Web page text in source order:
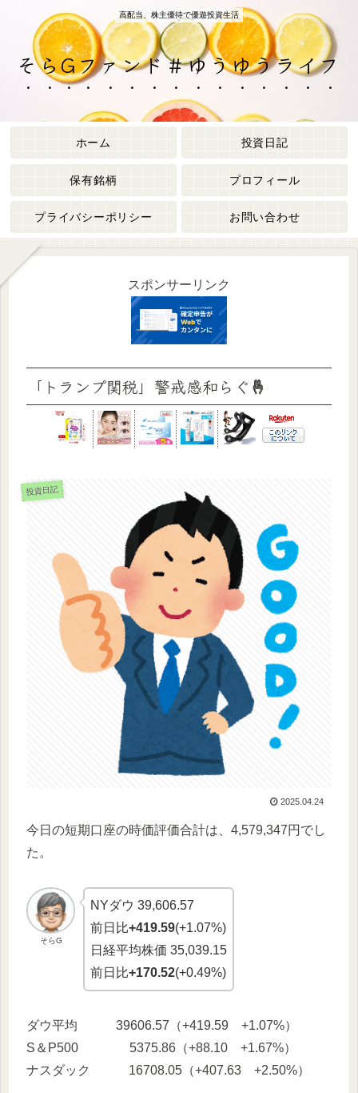
高配当、株主優待で優遊投資生活
そらGファンド＃ゆうゆうライフ
ホーム 投資日記
保有銘柄 プロフィール
プライバシーポリシー お問い合わせ
スポンサーリンク
「トランプ関税」警戒感和らぐ🤞
投資日記
2025.04.24
今日の短期口座の時価評価合計は、4,579,347円でし
た。
そらG
NYダウ 39,606.57
前日比+419.59(+1.07%)
日経平均株価 35,039.15
前日比+170.52(+0.49%)
ダウ平均 39606.57（+419.59 +1.07%）
S＆P500 5375.86（+88.10 +1.67%）
ナスダック 16708.05（+407.63 +2.50%）